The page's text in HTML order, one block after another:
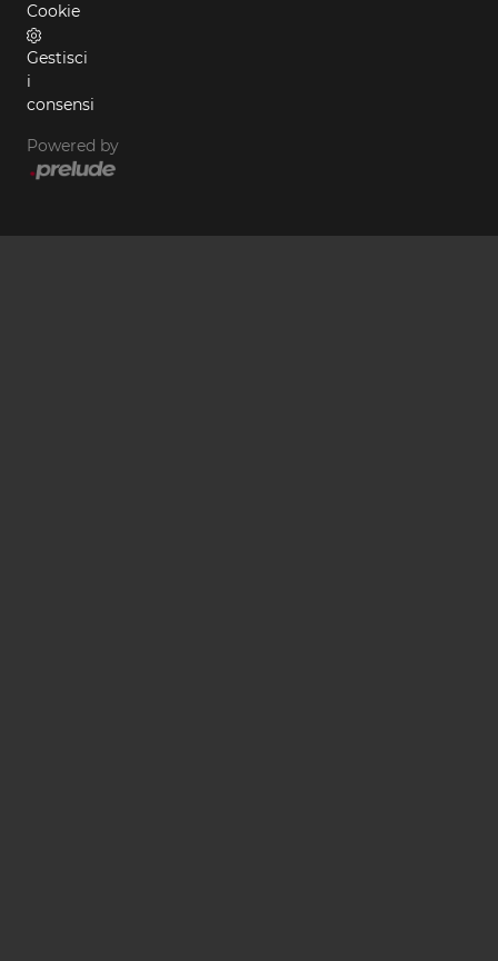
Cookie
Gestisci
i
consensi
Powered by